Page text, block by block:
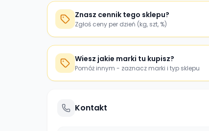
Znasz cennik tego sklepu?
Zgłoś ceny per dzień (kg, szt, %)
Wiesz jakie marki tu kupisz?
Pomóż innym - zaznacz marki i typ sklepu
Kontakt